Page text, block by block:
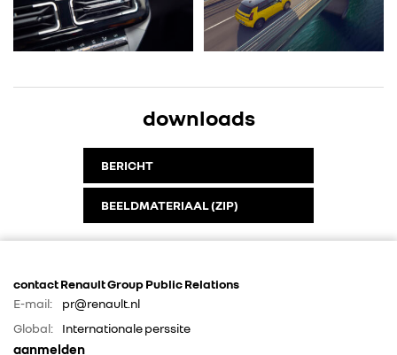
downloads
BERICHT
BEELDMATERIAAL (ZIP)
contact Renault Group Public Relations
E-mail:
pr@renault.nl
Global:
Internationale perssite
aanmelden